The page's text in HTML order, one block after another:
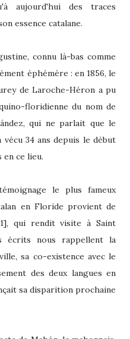
aujourd'hui des traces
essence catalane.
connu là-bas comme
éphémère : en 1856, le
de Laroche-Héron a pu
floridienne du nom de
qui ne parlait que le
34 ans depuis le début
en ce lieu.
le plus fameux
en Floride provient de
qui rendit visite à Saint
écrits nous rappellent la
sa co-existence avec le
des deux langues en
sa disparition prochaine